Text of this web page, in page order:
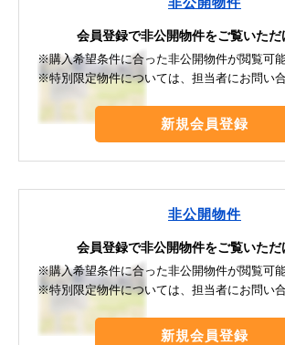
会員登録で非公開物件をご覧いただ
※購入希望条件に合った非公開物件が閲覧可能
※特別限定物件については、担当者にお問い合
新規会員登録
非公開物件
会員登録で非公開物件をご覧いただ
※購入希望条件に合った非公開物件が閲覧可能
※特別限定物件については、担当者にお問い合
新規会員登録